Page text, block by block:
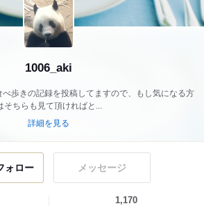
1006_aki
歩きの記録を投稿してますので、もし気になる方
そちらも見て頂ければと...
詳細を見る
ォロー メッセージ
1,170